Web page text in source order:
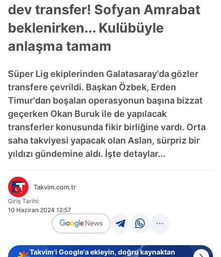
dev transfer! Sofyan Amrabat
beklenirken... Kulübüyle
anlaşma tamam
Süper Lig ekiplerinden Galatasaray'da gözler
transfere çevrildi. Başkan Özbek, Erden
Timur'dan boşalan operasyonun başına bizzat
geçerken Okan Buruk ile de yapılacak
transferler konusunda fikir birliğine vardı. Orta
saha takviyesi yapacak olan Aslan, sürpriz bir
yıldızı gündemine aldı. İşte detaylar...
Takvim.com.tr
Giriş Tarihi:
10 Haziran 2024 12:57
Takvim'i Google'a ekleyin, doğru kaynaktan